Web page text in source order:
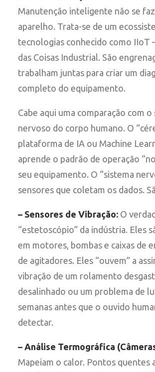
Manutenção inteligente não se
aparelho. Trata-se de um
tecnologias conhecido como IIoT
das Coisas Industrial. São
trabalham juntas para criar um
completo do equipamento.
Cabe aqui uma comparação com o
nervoso do corpo humano. O
plataforma de IA ou Machine
aprende o padrão de operação
seu equipamento. O “sistema
sensores que coletam os dados.
– Sensores de Vibração: O
“estetoscópio” da indústria. Eles
em motores, bombas e caixas de
de agitadores. Eles “ouvem” a
vibração de um rolamento
desalinhado ou um problema de
semanas antes que o ouvido
detectar.
– Análise Termográfica
Mapeiam o calor. Pontos quentes